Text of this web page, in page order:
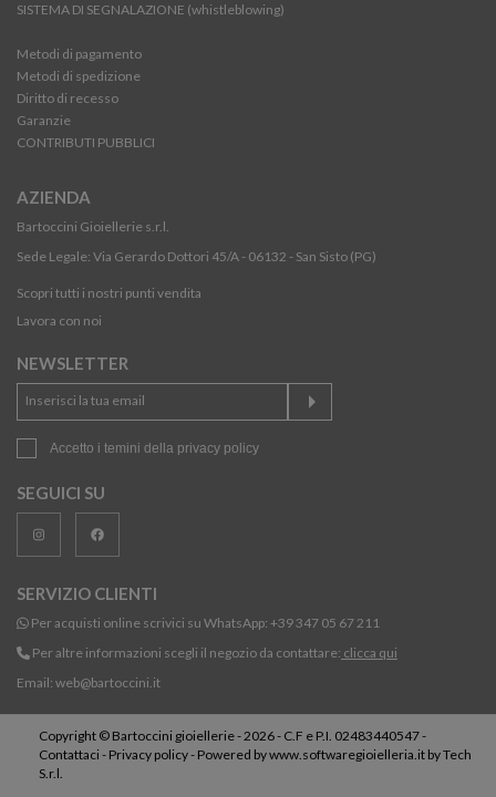
SISTEMA DI SEGNALAZIONE (whistleblowing)
Metodi di pagamento
Metodi di spedizione
Diritto di recesso
Garanzie
CONTRIBUTI PUBBLICI
AZIENDA
Bartoccini Gioiellerie s.r.l.
Sede Legale: Via Gerardo Dottori 45/A - 06132 - San Sisto (PG)
Scopri tutti i nostri punti vendita
Lavora con noi
NEWSLETTER
Accetto i temini della privacy policy
SEGUICI SU
SERVIZIO CLIENTI
Per acquisti online scrivici su WhatsApp: +39 347 05 67 211
Per altre informazioni scegli il negozio da contattare: clicca qui
Email: web@bartoccini.it
Copyright © Bartoccini gioiellerie - 2026 - C.F e P.I. 02483440547 -
Contattaci - Privacy policy- Powered bywww.softwaregioielleria.it byTech
S.r.l.